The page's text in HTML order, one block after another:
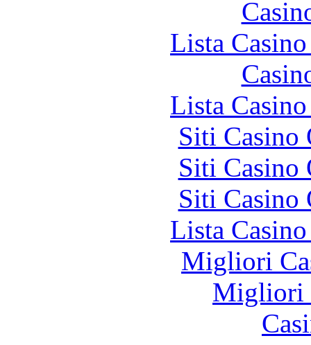
Lista
Lista
Siti Casino
Siti Casino
Siti Casino
Lista
Migliori
Migliori